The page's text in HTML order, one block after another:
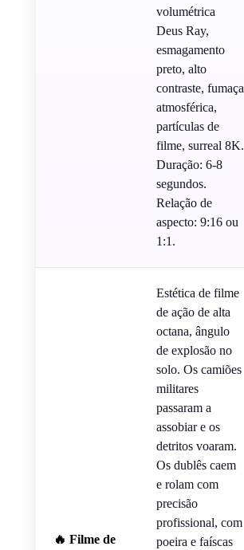
volumétrica
Deus Ray,
esmagamento
preto, alto
contraste, fumaça
atmosférica,
partículas de
filme, surreal 8K.
Duração: 6-8
segundos.
Relação de
aspecto: 9:16 ou
1:1.
🔥 Filme de
Estética de filme
de ação de alta
octana, ângulo
de explosão no
solo. Os camiões
militares
passaram a
assobiar e os
detritos voaram.
Os dublês caem
e rolam com
precisão
profissional, com
poeira e faíscas